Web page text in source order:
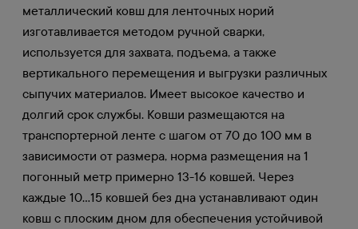
металлический ковш для ленточных норий
изготавливается методом ручной сварки,
используется для захвата, подъема, а также
вертикального перемещения и выгрузки различных
сыпучих материалов. Имеет высокое качество и
долгий срок службы. Ковши размещаются на
транспортерной ленте с шагом от 70 до 100 мм в
зависимости от размера, норма размещения на 1
погонный метр примерно 13-16 ковшей. Через
каждые 10…15 ковшей без дна устанавливают один
ковш с плоским дном для обеспечения устойчивой